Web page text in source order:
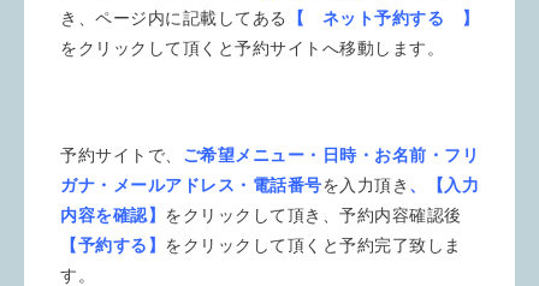
き、ページ内に記載してある
【 ネット予約する 】
をクリックして頂くと予約サイトへ移動します。
予約サイトで、 ご希望メニュー・日時・お名前・フリ
ガナ・メールアドレス・電話番号を入力頂き 、【入力
内容を確認】 をクリックして頂き、予約内容確認後
【予約する】 をクリックして頂くと予約完了致しま
す。